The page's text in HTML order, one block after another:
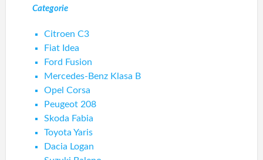
Categorie
Citroen C3
Fiat Idea
Ford Fusion
Mercedes-Benz Klasa B
Opel Corsa
Peugeot 208
Skoda Fabia
Toyota Yaris
Dacia Logan